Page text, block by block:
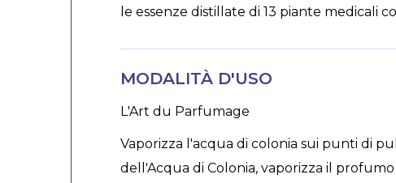
le essenze distillate di 13 piante medicali
MODALITÀ D'USO
L'Art du Parfumage
Vaporizza l'acqua di colonia sui punti di
dell'Acqua di Colonia, vaporizza il